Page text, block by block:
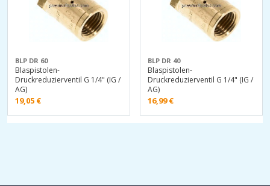
BLP DR 60
Blaspistolen-
Druckreduzierventil G 1/4" (IG /
AG)
19,05 €
BLP DR 40
Blaspistolen-
Druckreduzierventil G 1/4" (IG /
AG)
16,99€